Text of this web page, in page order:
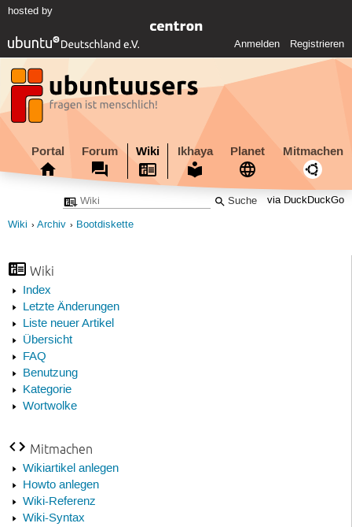
hosted by
Anmelden Registrieren
Portal Forum Wiki Ikhaya Planet Mitmachen
via DuckDuckGo
Wiki Archiv Bootdiskette
Wiki
Index
Letzte Änderungen
Liste neuer Artikel
Übersicht
FAQ
Benutzung
Kategorie
Wortwolke
Mitmachen
Wikiartikel anlegen
Howto anlegen
Wiki-Referenz
Wiki-Syntax